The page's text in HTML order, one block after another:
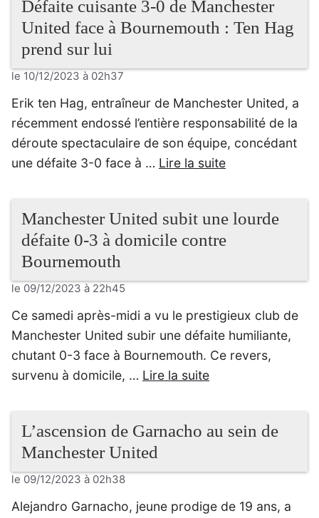
Défaite cuisante 3-0 de Manchester
United face à Bournemouth : Ten Hag
prend sur lui
le 10/12/2023 à 02h37
Erik ten Hag, entraîneur de Manchester United, a
récemment endossé l’entière responsabilité de la
déroute spectaculaire de son équipe, concédant
une défaite 3-0 face à … Lire la suite
Manchester United subit une lourde
défaite 0-3 à domicile contre
Bournemouth
le 09/12/2023 à 22h45
Ce samedi après-midi a vu le prestigieux club de
Manchester United subir une défaite humiliante,
chutant 0-3 face à Bournemouth. Ce revers,
survenu à domicile, … Lire la suite
L’ascension de Garnacho au sein de
Manchester United
le 09/12/2023 à 02h38
Alejandro Garnacho, jeune prodige de 19 ans, a